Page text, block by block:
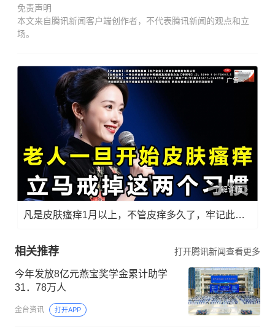
免责声明
本文来自腾讯新闻客户端创作者，不代表腾讯新闻的观点和立
场。
广告
了解详情
凡是皮肤瘙痒1月以上，不管皮痒多久了，牢记此法，快！准！狠！
相关推荐 打开腾讯新闻查看更多
今年发放8亿元燕宝奖学金累计助学
31．78万人
金台资讯 打开APP